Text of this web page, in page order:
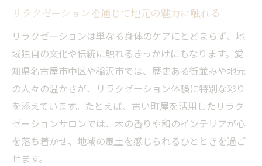
リラクゼーションを通じて地元の魅力に触れる
リラクゼーションは単なる身体のケアにとどまらず、地
域独自の文化や伝統に触れるきっかけにもなります。愛
知県名古屋市中区や稲沢市では、歴史ある街並みや地元
の人々の温かさが、リラクゼーション体験に特別な彩り
を添えています。たとえば、古い町屋を活用したリラク
ゼーションサロンでは、木の香りや和のインテリアが心
を落ち着かせ、地域の風土を感じられるひとときを過ご
せます。